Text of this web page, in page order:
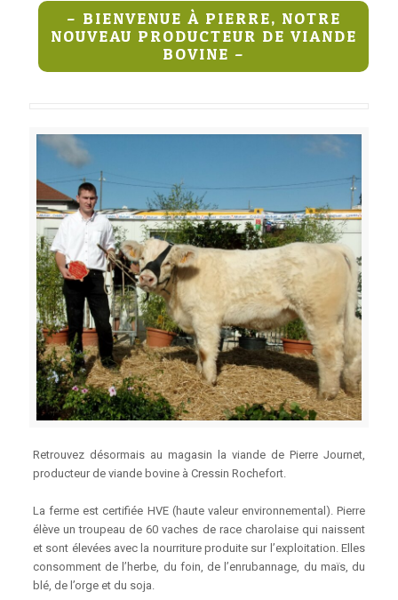
– BIENVENUE À PIERRE, NOTRE
NOUVEAU PRODUCTEUR DE VIANDE
BOVINE –
Retrouvez désormais au magasin la viande de Pierre Journet,
producteur de viande bovine à Cressin Rochefort.
La ferme est certifiée HVE (haute valeur environnemental). Pierre
élève un troupeau de 60 vaches de race charolaise qui naissent
et sont élevées avec la nourriture produite sur l’exploitation. Elles
consomment de l’herbe, du foin, de l’enrubannage, du maïs, du
blé, de l’orge et du soja.